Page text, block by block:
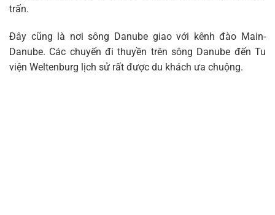
trấn.
Đây cũng là nơi sông Danube giao với kênh đào Main-
Danube. Các chuyến đi thuyền trên sông Danube đến Tu
viện Weltenburg lịch sử rất được du khách ưa chuộng.